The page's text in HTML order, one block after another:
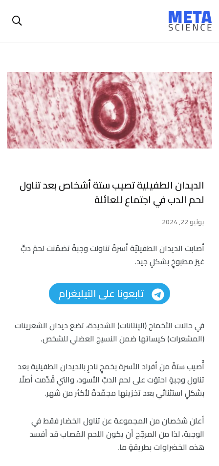
الديدان الطفيلية تصيب ستة أشخاص بعد تناول
لحم الدب في اجتماع للعائلة
يونيو 22, 2024
أصابت الديدان الطفيليّة أسرةً تناولت وجبةً تضمّنت لحمَ دبٍّ
غيرَ مطبوخٍ بشكلٍ جيد.
تابعونا على التيليغرام
في حالات الأخماج (الإنتانات) الشديدة، تضع ديدان الشعرينات
(المشعرات) كيساتها ضمن النسيج العضلي للشخص.
أُصيب ستةٌ من أفراد الأسرة بخمجٍ نادرٍ بالديدان الطفيلية بعد
تناول وجبةٍ احتوَت على لحم الدبِّ الأسود، والتي قُدِّمت أصلًا
بشكلٍ استثنائي بعد تخزينها مجمّدةً لأكثر من شهر.
أعلن شخصان من المجموعة عن تناول الخضار فقط في
الوجبة، لذا من المرجّح أن يكون اللحم المُصاب قد أفسد
هذه الخضراوات بطريقةٍ ما.